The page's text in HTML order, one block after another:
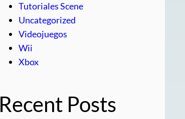
Tutoriales Scene
Uncategorized
Videojuegos
Wii
Xbox
Recent Posts